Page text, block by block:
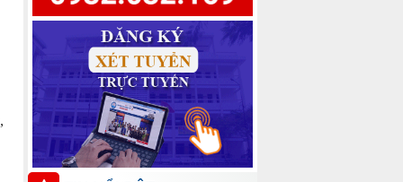
Thông báo điểm chuẩn trúng
tuyển đợt 1 năm 2025 ngành Y học cổ
truyền Trình độ trung cấp văn bằng 2
Danh sách học sinh được công
nhận tốt nghiệp các lớp Trung cấp văn
bằng 2 Khóa học 2022-2024, Khóa học
2023-2025